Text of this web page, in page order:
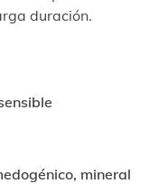
duración.
mineral